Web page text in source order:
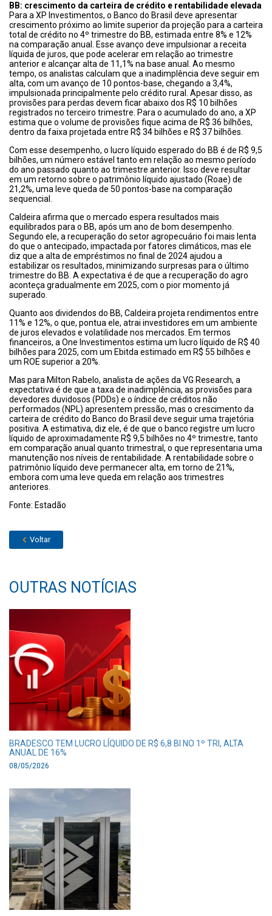
BB: crescimento da carteira de crédito e rentabilidade elevada
Para a XP Investimentos, o Banco do Brasil deve apresentar
crescimento próximo ao limite superior da projeção para a carteira
total de crédito no 4º trimestre do BB, estimada entre 8% e 12%
na comparação anual. Esse avanço deve impulsionar a receita
líquida de juros, que pode acelerar em relação ao trimestre
anterior e alcançar alta de 11,1% na base anual. Ao mesmo
tempo, os analistas calculam que a inadimplência deve seguir em
alta, com um avanço de 10 pontos-base, chegando a 3,4%,
impulsionada principalmente pelo crédito rural. Apesar disso, as
provisões para perdas devem ficar abaixo dos R$ 10 bilhões
registrados no terceiro trimestre. Para o acumulado do ano, a XP
estima que o volume de provisões fique acima de R$ 36 bilhões,
dentro da faixa projetada entre R$ 34 bilhões e R$ 37 bilhões.
Com esse desempenho, o lucro líquido esperado do BB é de R$ 9,5
bilhões, um número estável tanto em relação ao mesmo período
do ano passado quanto ao trimestre anterior. Isso deve resultar
em um retorno sobre o patrimônio líquido ajustado (Roae) de
21,2%, uma leve queda de 50 pontos-base na comparação
sequencial.
Caldeira afirma que o mercado espera resultados mais
equilibrados para o BB, após um ano de bom desempenho.
Segundo ele, a recuperação do setor agropecuário foi mais lenta
do que o antecipado, impactada por fatores climáticos, mas ele
diz que a alta de empréstimos no final de 2024 ajudou a
estabilizar os resultados, minimizando surpresas para o último
trimestre do BB. A expectativa é de que a recuperação do agro
aconteça gradualmente em 2025, com o pior momento já
superado.
Quanto aos dividendos do BB, Caldeira projeta rendimentos entre
11% e 12%, o que, pontua ele, atrai investidores em um ambiente
de juros elevados e volatilidade nos mercados. Em termos
financeiros, a One Investimentos estima um lucro líquido de R$ 40
bilhões para 2025, com um Ebitda estimado em R$ 55 bilhões e
um ROE superior a 20%.
Mas para Milton Rabelo, analista de ações da VG Research, a
expectativa é de que a taxa de inadimplência, as provisões para
devedores duvidosos (PDDs) e o índice de créditos não
performados (NPL) apresentem pressão, mas o crescimento da
carteira de crédito do Banco do Brasil deve seguir uma trajetória
positiva. A estimativa, diz ele, é de que o banco registre um lucro
líquido de aproximadamente R$ 9,5 bilhões no 4º trimestre, tanto
em comparação anual quanto trimestral, o que representaria uma
manutenção nos níveis de rentabilidade. A rentabilidade sobre o
patrimônio líquido deve permanecer alta, em torno de 21%,
embora com uma leve queda em relação aos trimestres
anteriores.
Fonte: Estadão
Voltar
OUTRAS NOTÍCIAS
BRADESCO TEM LUCRO LÍQUIDO DE R$ 6,8 BI NO 1º TRI, ALTA
ANUAL DE 16%
08/05/2026